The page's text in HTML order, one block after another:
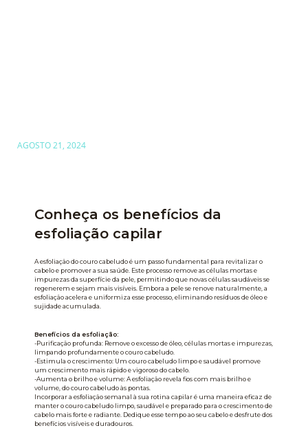
AGOSTO 21, 2024
Conheça os benefícios da
esfoliação capilar
A esfoliação do couro cabeludo é um passo fundamental para revitalizar o
cabelo e promover a sua saúde. Este processo remove as células mortas e
impurezas da superfície da pele, permitindo que novas células saudáveis se
regenerem e sejam mais visíveis. Embora a pele se renove naturalmente, a
esfoliação acelera e uniformiza esse processo, eliminando resíduos de óleo e
sujidade acumulada.
Benefícios da esfoliação:
-Purificação profunda: Remove o excesso de óleo, células mortas e impurezas,
limpando profundamente o couro cabeludo.
-Estimula o crescimento: Um couro cabeludo limpo e saudável promove
um crescimento mais rápido e vigoroso do cabelo.
-Aumenta o brilho e volume: A esfoliação revela fios com mais brilho e
volume, do couro cabeludo às pontas.
Incorporar a esfoliação semanal à sua rotina capilar é uma maneira eficaz de
manter o couro cabeludo limpo, saudável e preparado para o crescimento de
cabelo mais forte e radiante. Dedique esse tempo ao seu cabelo e desfrute dos
benefícios visíveis e duradouros.